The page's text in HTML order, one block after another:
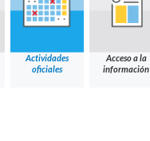
Actividades
oficiales
Acceso a la
información